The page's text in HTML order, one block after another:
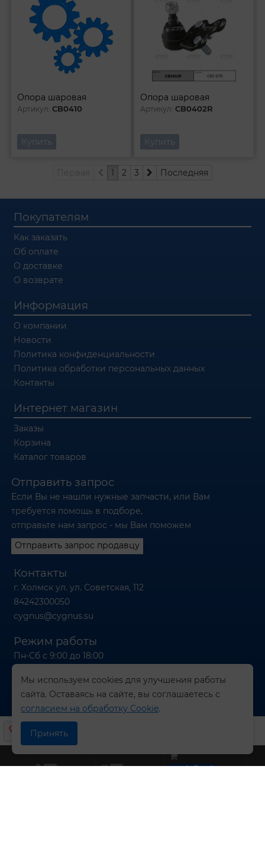
Опора шаровая
Артикул:CB0410
Купить
Опора шаровая
Артикул:CB0402R
Купить
1 2 3 Последняя
Покупателям
Как заказать
Об оплате
О доставке
О возврате
Информация
О компании
Новости
Политика конфиденциальности
Политика обработки персональных данных
Контакты
Интернет магазин
Заказы
Корзина
Каталог товаров
Отправить запрос
Если Вы не нашли нужные запчасти, или Вам
требуется помощь в подборе,
отправьте нам запрос - мы Вам поможем
Отправить запрос продавцу
Контакты
г. Холмск ул. ул. Советская, 112
84242300050
cygnus@cygnus.su
Режим работы
Пн-Сб с 9:00 до 18:00
0 0 undefined
Мы используем cookies для улучшения работы
сайта. Оставаясь на сайте, вы соглашаетесь с
согласием на обработку Cookie.
Принять